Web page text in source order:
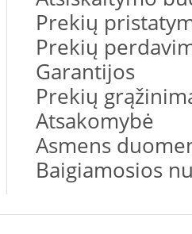
Prekių
Prekių
Garantijos
Prekių
Atsakomybė
Asmens
Baigiamosios